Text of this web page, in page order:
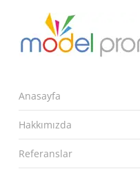
Anasayfa
Hakkımızda
Referanslar